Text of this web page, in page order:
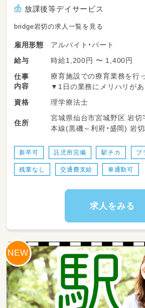
放課後等デイサービス
bridge岩切の求人一覧を見る
雇用形態
アルバイト・パート
給与
時給1,200円 〜 1,400円
仕事
内容
療育施設での療育業務を行
▼1日の業務にメリハリがあ
環境です！
＜一日の流れ＞
◎平日の放課後利用
14：30～送迎出発で各学校
15：30～支援時間
17：00～ご自宅まで送迎
9：00～ご自宅にお迎え
12：00～昼食
13：00～日中活動
16：00～ご自宅まで送迎
17：15～片づけ、終礼、記録
資格 理学療法士
住所
宮城県仙台市宮城野区 岩切字今
本線(黒磯～利府・盛岡) 岩
新卒可 託児所完備 駅チカ ブ
残業なし 交通費支給 車通勤可
求人をみる